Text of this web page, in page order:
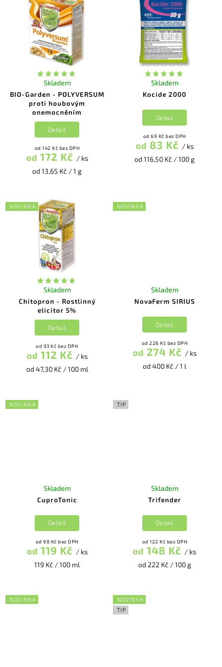
Abecedně
BIO-Garden - POLYVERSUM
proti houbovým
onemocněním
Skladem
od 142 Kč bez DPH
od 172 Kč / ks
od 13,65 Kč / 1 g
Detail
Kocide 2000
Skladem
od 69 Kč bez DPH
od 83 Kč / ks
od 116,50 Kč / 100 g
Detail
NOVINKA
Chitopron - Rostlinný
elicitor 5%
Skladem
od 93 Kč bez DPH
od 112 Kč / ks
od 47,30 Kč / 100 ml
Detail
NOVINKA
NovaFerm SIRIUS
Skladem
od 226 Kč bez DPH
od 274 Kč / ks
od 400 Kč / 1 l
Detail
NOVINKA
CuproTonic
Skladem
od 98 Kč bez DPH
od 119 Kč / ks
119 Kč / 100 ml
Detail
TIP
Trifender
Skladem
od 122 Kč bez DPH
od 148 Kč / ks
od 222 Kč / 100 g
Detail
NOVINKA
NOVINKA
TIP